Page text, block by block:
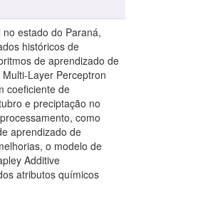
estado do Paraná,
históricos de
de aprendizado de
Layer Perceptron
coeficiente de
e preciptação no
como
aprendizado de
o modelo de
Additive
atributos químicos